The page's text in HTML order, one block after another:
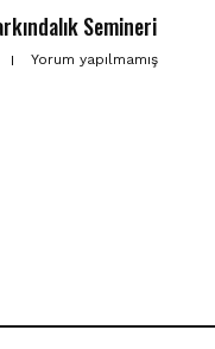
Semineri
Yorum yapılmamış